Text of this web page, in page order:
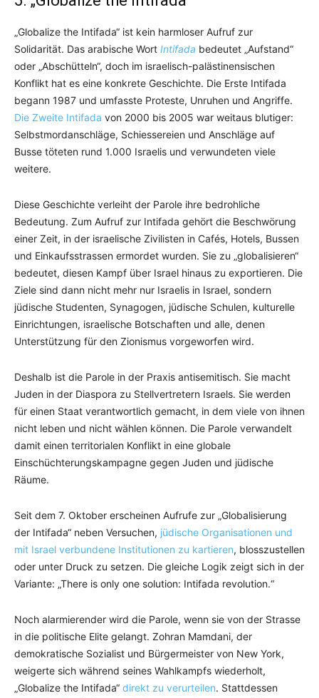
„Globalize the Intifada“ ist kein harmloser Aufruf zur
Solidarität. Das arabische Wort Intifada bedeutet „Aufstand“
oder „Abschütteln“, doch im israelisch-palästinensischen
Konflikt hat es eine konkrete Geschichte. Die Erste Intifada
begann 1987 und umfasste Proteste, Unruhen und Angriffe.
Die Zweite Intifada von 2000 bis 2005 war weitaus blutiger:
Selbstmordanschläge, Schiessereien und Anschläge auf
Busse töteten rund 1.000 Israelis und verwundeten viele
weitere.
Diese Geschichte verleiht der Parole ihre bedrohliche
Bedeutung. Zum Aufruf zur Intifada gehört die Beschwörung
einer Zeit, in der israelische Zivilisten in Cafés, Hotels, Bussen
und Einkaufsstrassen ermordet wurden. Sie zu „globalisieren“
bedeutet, diesen Kampf über Israel hinaus zu exportieren. Die
Ziele sind dann nicht mehr nur Israelis in Israel, sondern
jüdische Studenten, Synagogen, jüdische Schulen, kulturelle
Einrichtungen, israelische Botschaften und alle, denen
Unterstützung für den Zionismus vorgeworfen wird.
Deshalb ist die Parole in der Praxis antisemitisch. Sie macht
Juden in der Diaspora zu Stellvertretern Israels. Sie werden
für einen Staat verantwortlich gemacht, in dem viele von ihnen
nicht leben und nicht wählen können. Die Parole verwandelt
damit einen territorialen Konflikt in eine globale
Einschüchterungskampagne gegen Juden und jüdische
Räume.
Seit dem 7. Oktober erscheinen Aufrufe zur „Globalisierung
der Intifada“ neben Versuchen, jüdische Organisationen und
mit Israel verbundene Institutionen zu kartieren, blosszustellen
oder unter Druck zu setzen. Die gleiche Logik zeigt sich in der
Variante: „There is only one solution: Intifada revolution.“
Noch alarmierender wird die Parole, wenn sie von der Strasse
in die politische Elite gelangt. Zohran Mamdani, der
demokratische Sozialist und Bürgermeister von New York,
weigerte sich während seines Wahlkampfs wiederholt,
„Globalize the Intifada“ direkt zu verurteilen. Stattdessen